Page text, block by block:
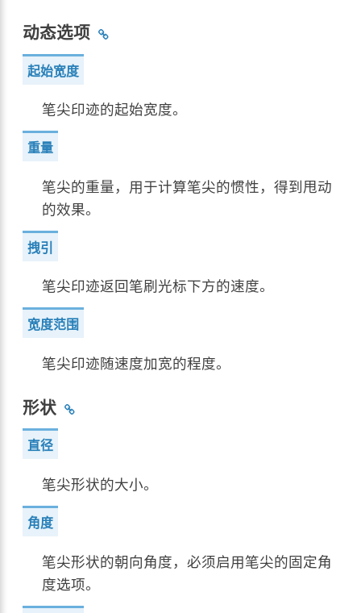
动态选项
起始宽度
笔尖印迹的起始宽度。
重量
笔尖的重量，用于计算笔尖的惯性，得到甩动
的效果。
拽引
笔尖印迹返回笔刷光标下方的速度。
宽度范围
笔尖印迹随速度加宽的程度。
形状
直径
笔尖形状的大小。
角度
笔尖形状的朝向角度，必须启用笔尖的固定角
度选项。